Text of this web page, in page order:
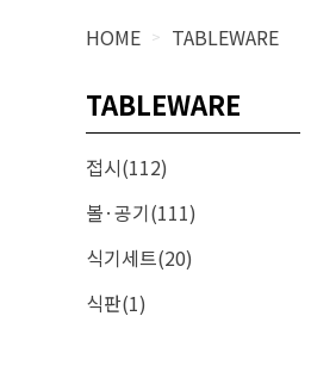
HOME > TABLEWARE
TABLEWARE
접시(112)
볼·공기(111)
식기세트(20)
식판(1)